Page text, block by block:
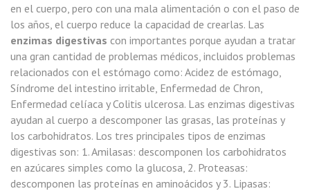
en el cuerpo, pero con una mala alimentación o con el paso de
los años, el cuerpo reduce la capacidad de crearlas. Las
enzimas digestivas con importantes porque ayudan a tratar
una gran cantidad de problemas médicos, incluidos problemas
relacionados con el estómago como: Acidez de estómago,
Síndrome del intestino irritable, Enfermedad de Chron,
Enfermedad celíaca y Colitis ulcerosa. Las enzimas digestivas
ayudan al cuerpo a descomponer las grasas, las proteínas y
los carbohidratos. Los tres principales tipos de enzimas
digestivas son: 1. Amilasas: descomponen los carbohidratos
en azúcares simples como la glucosa, 2. Proteasas:
descomponen las proteínas en aminoácidos y 3. Lipasas: